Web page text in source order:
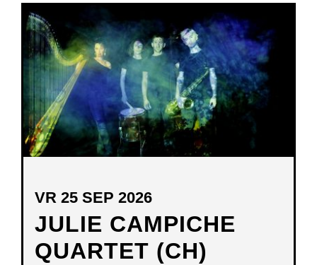
NIEUW
VENSTER
JULIE CAMPICHE
QUARTET (CH)
VR 25 SEP 2026